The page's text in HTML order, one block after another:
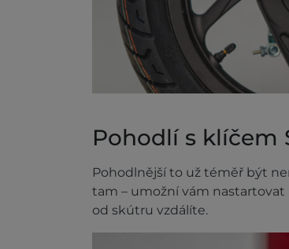
Pohodlí s klíčem
Pohodlnější to už téměř být
tam – umožní vám
od skútru vzdálíte.